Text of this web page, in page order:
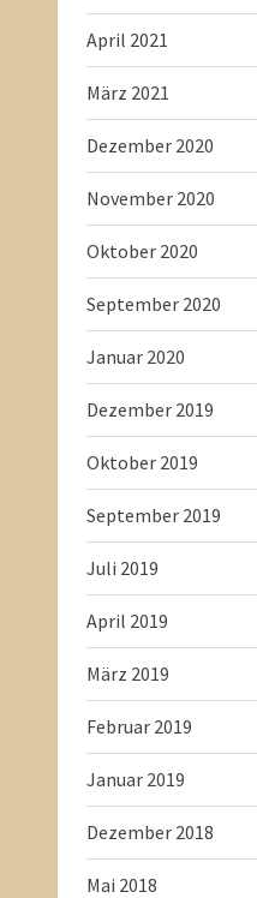
April 2021
März 2021
Dezember 2020
November 2020
Oktober 2020
September 2020
Januar 2020
Dezember 2019
Oktober 2019
September 2019
Juli 2019
April 2019
März 2019
Februar 2019
Januar 2019
Dezember 2018
Mai 2018